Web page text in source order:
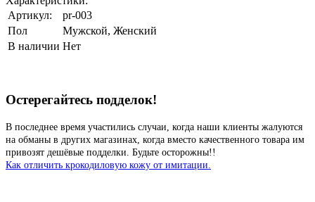
Артикул:
pr-003
Пол
Мужской, Женский
В наличии Нет
Остерегайтесь подделок!
В последнее время участились случаи, когда наши клиенты жалуются
на обманы в других магазинах, когда вместо качественного товара им
привозят дешёвые подделки. Будьте осторожны!!
Как отличить крокодиловую кожу от имитации.